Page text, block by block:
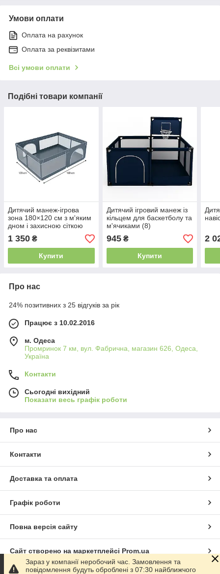
Умови оплати
Оплата на рахунок
Оплата за реквізитами
Всі умови оплати
Подібні товари компанії
Дитячий манеж-ігрова
зона 180×120 см з м'яким
дном і захисною сіткою
1 350 ₴
Купити
Дитячий ігровий манеж із
кільцем для баскетболу та
м'ячиками (8)
945₴
Купити
2
Про нас
24% позитивних з 25 відгуків за рік
Працює з 10.02.2016
м. Одеса
Промринок 7 км, вул. Фабрична, магазин 626, Одеса,
Україна
Контакти
Сьогодні вихідний
Показати весь графік роботи
Про нас
Контакти
Доставка та оплата
Графік роботи
Повна версія сайту
Сайт створено на маркетплейсі Prom.ua
Зараз у компанії неробочий час. Замовлення та
повідомлення будуть оброблені з 07:30 найближчого